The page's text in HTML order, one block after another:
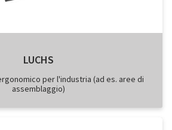
LUCHS
per l'industria (ad es. aree di
assemblaggio)